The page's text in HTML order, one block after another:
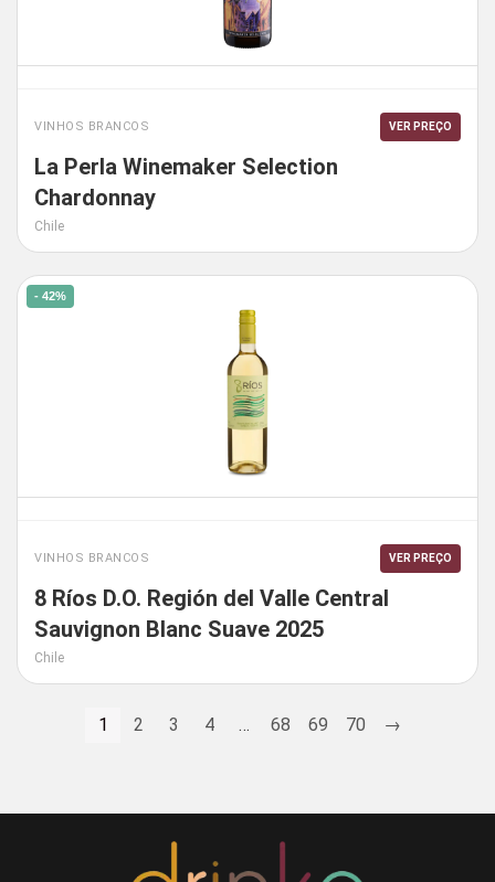
VINHOS BRANCOS VER PREÇO
La Perla Winemaker Selection
Chardonnay
Chile
- 42%
VINHOS BRANCOS VER PREÇO
8 Ríos D.O. Región del Valle Central
Sauvignon Blanc Suave 2025
Chile
1 2 3 4 … 68 69 70 →